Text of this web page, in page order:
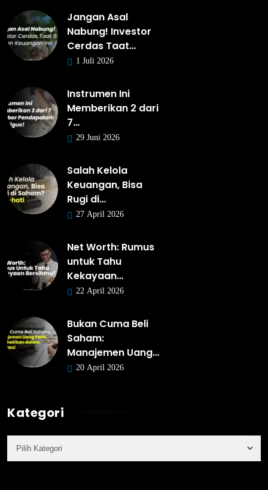
Jangan Asal
Nabung! Investor
Cerdas Taat…
1 Juli 2026
Instrumen Ini
Memberikan 2 dari
7…
29 Juni 2026
Salah Kelola
Keuangan, Bisa
Rugi di…
27 April 2026
Net Worth: Rumus
untuk Tahu
Kekayaan…
22 April 2026
Bukan Cuma Beli
Saham:
Manajemen Uang…
20 April 2026
Kategori